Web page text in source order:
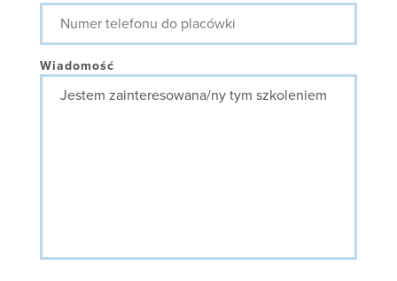
Numer
telefonu
do
Wiadomość